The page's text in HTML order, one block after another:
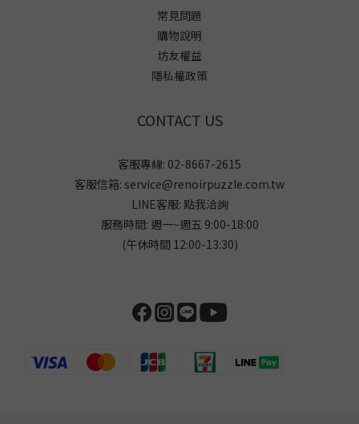
常見問題
購物說明
坊友權益
隱私權政策
CONTACT US
客服專線: 02-8667-2615
客服信箱: service@renoirpuzzle.com.tw
LINE客服: 點我洽詢
服務時間: 週一~週五 9:00-18:00
(午休時間 12:00-13:30)